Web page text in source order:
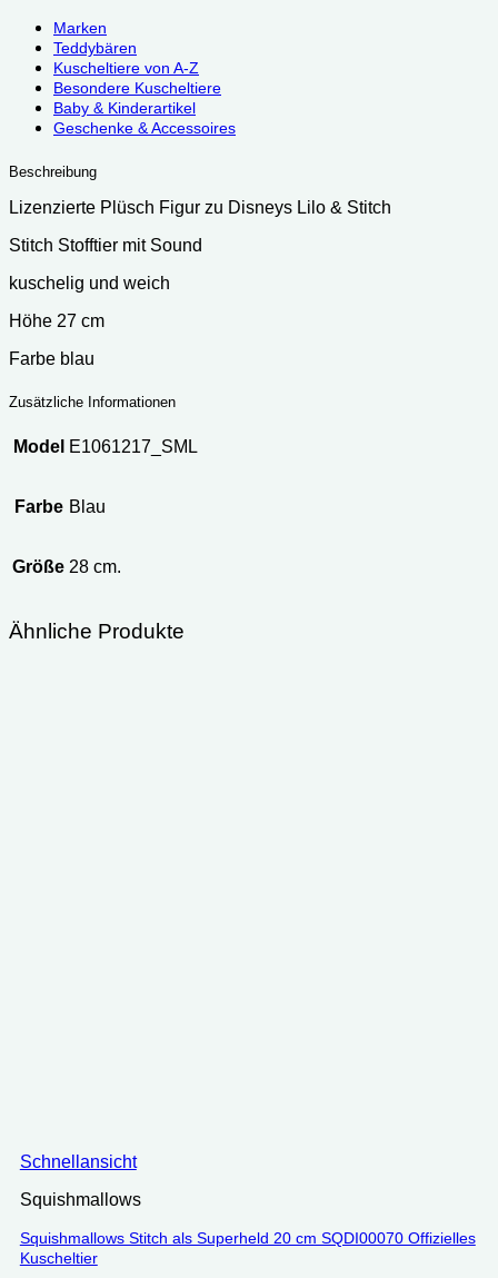
Marken
Teddybären
Kuscheltiere von A-Z
Besondere Kuscheltiere
Baby & Kinderartikel
Geschenke & Accessoires
Beschreibung
Lizenzierte Plüsch Figur zu Disneys Lilo & Stitch
Stitch Stofftier mit Sound
kuschelig und weich
Höhe 27 cm
Farbe blau
Zusätzliche Informationen
Model E1061217_SML
Farbe Blau
Größe 28 cm.
Ähnliche Produkte
Schnellansicht
Squishmallows
Squishmallows Stitch als Superheld 20 cm SQDI00070 Offizielles
Kuscheltier